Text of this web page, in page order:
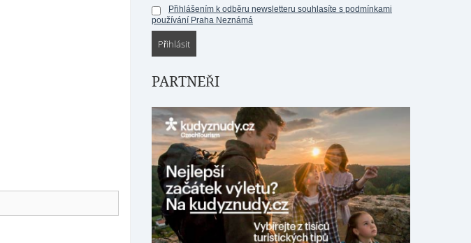
Přihlášením k odběru newsletteru souhlasíte s podmínkami
používání Praha Neznámá
PARTNEŘI